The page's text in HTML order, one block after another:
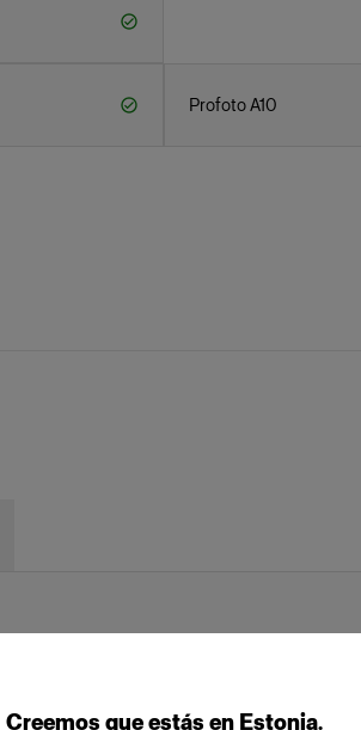
Creemos queestás en Estonia.
Profoto A10